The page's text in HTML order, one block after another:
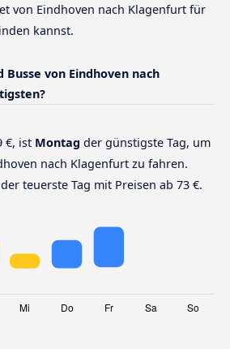
von Eindhoven nach Klagenfurt für
kannst.
Busse von Eindhoven nach
€, ist Montag der günstigste Tag, um
nach Klagenfurt zu fahren.
teuerste Tag mit Preisen ab 73 €.